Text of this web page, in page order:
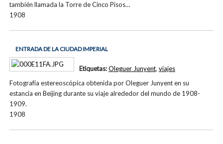
también llamada la Torre de Cinco Pisos…
1908
ENTRADA DE LA CIUDAD IMPERIAL
Fotografía estereoscópica obtenida por Oleguer Junyent en su
estancia en Beijing durante su viaje alrededor del mundo de 1908-
1909.
1908
Etiquetas:Oleguer Junyent, viajes